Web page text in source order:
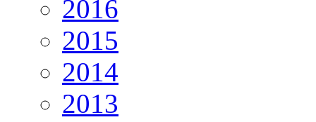
2016
2015
2014
2013